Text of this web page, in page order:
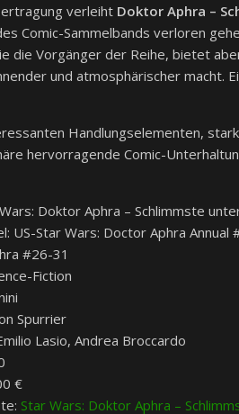
verleiht Doktor Aphra –
Comic-Sammelbands verloren
die Vorgänger der Reihe, bietet
und atmosphärischer macht.
Handlungselementen,
hervorragende Comic-
Doktor Aphra – Schlimmste
US-Star Wars: Doctor Aphra Annual
#26-31
Fiction
Spurrier
Lasio, Andrea Broccardo
€
Star Wars: Doktor Aphra –